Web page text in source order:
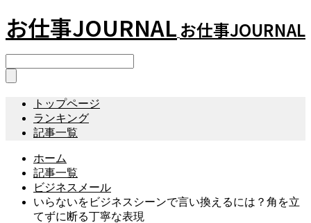
お仕事JOURNAL お仕事JOURNAL
トップページ
ランキング
記事一覧
ホーム
記事一覧
ビジネスメール
いらないをビジネスシーンで言い換えるには？角を立
てずに断る丁寧な表現